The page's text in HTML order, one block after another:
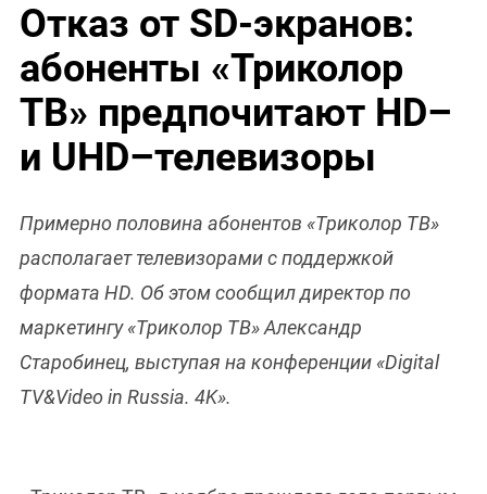
Отказ от SD-экранов:
абоненты «Триколор
ТВ» предпочитают HD–
и UHD–телевизоры
Примерно половина абонентов «Триколор ТВ»
располагает телевизорами с поддержкой
формата HD. Об этом сообщил директор по
маркетингу «Триколор ТВ» Александр
Старобинец, выступая на конференции «Digital
TV&Video in Russia. 4K».